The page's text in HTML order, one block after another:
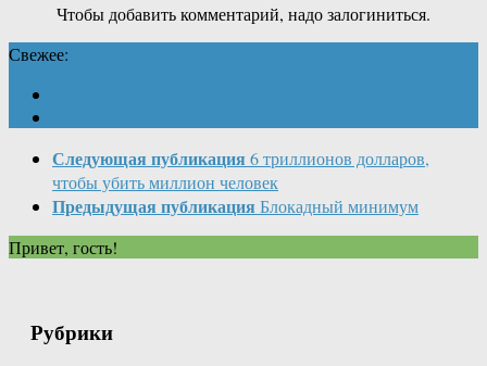
Чтобы добавить комментарий, надо залогиниться.
Свежее:
Следующая публикация 6 триллионов долларов,
чтобы убить миллион человек
Предыдущая публикация Блокадный минимум
Привет, гость!
Рубрики